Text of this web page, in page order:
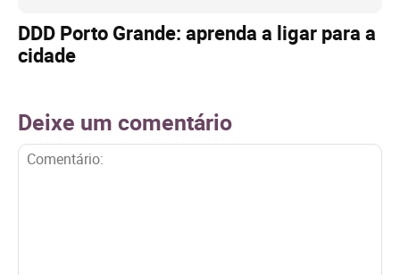
DDD Porto Grande: aprenda a ligar para a
cidade
Deixe um comentário